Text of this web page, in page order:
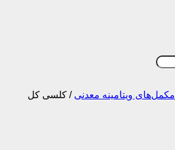
مکمل‌های ویتامینه معدنی / کلسی کل